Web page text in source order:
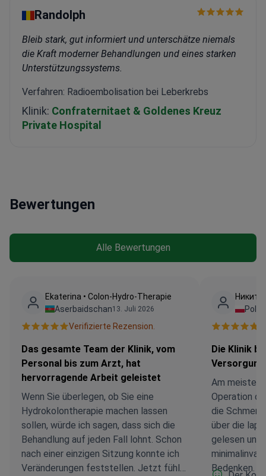
Randolph
Bleib stark, gut informiert und unterschätze niemals
die Kraft moderner Behandlungen und eines starken
Unterstützungssystems.
Verfahren: Radioembolisation bei Leberkrebs
Klinik: Confraternitaet & Goldenes Kreuz
Private Hospital
Bewertungen
Alle Bewertungen
Ekaterina • Colon-Hydro-Therapie
Aserbaidschan13. Juli 2026
Verifizierte Rezension.
Das gesamte Team der Klinik, vom
Personal bis zum Arzt, hat
hervorragende Arbeit geleistet
Wenn Sie überlegen, ob Sie eine
Hydrokolontherapie machen lassen
sollen, würde ich sagen, dass sich die
Behandlung auf jeden Fall lohnt. Schon
nach einer einzigen Sitzung konnte ich
Veränderungen feststellen. Jetzt fühle
Polen
Die Klinik
Versorgung
Am meisten
Operation
die
über die
gelesen und
Bedenken.